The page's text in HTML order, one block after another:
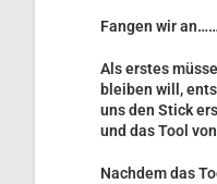
Fangen wir
Als erstes
bleiben will,
uns den Stick
und das Tool von
Nachdem das